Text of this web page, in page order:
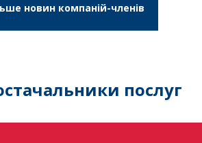
новин компаній-членів
послуг